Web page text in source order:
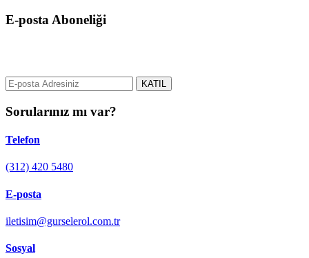
E-posta Aboneliği
KATIL
Sorularınız mı var?
Telefon
(312) 420 5480
E-posta
iletisim@gurselerol.com.tr
Sosyal